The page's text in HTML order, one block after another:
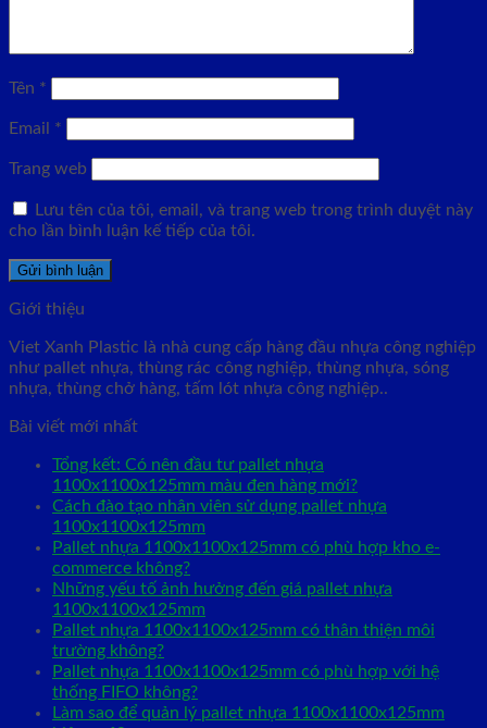
Tên *
Email *
Trang web
Lưu tên của tôi, email, và trang web trong trình duyệt này
cho lần bình luận kế tiếp của tôi.
Giới thiệu
Viet Xanh Plastic là nhà cung cấp hàng đầu nhựa công nghiệp
như pallet nhựa, thùng rác công nghiệp, thùng nhựa, sóng
nhựa, thùng chở hàng, tấm lót nhựa công nghiệp..
Bài viết mới nhất
Tổng kết: Có nên đầu tư pallet nhựa
1100x1100x125mm màu đen hàng mới?
Cách đào tạo nhân viên sử dụng pallet nhựa
1100x1100x125mm
Pallet nhựa 1100x1100x125mm có phù hợp kho e-
commerce không?
Những yếu tố ảnh hưởng đến giá pallet nhựa
1100x1100x125mm
Pallet nhựa 1100x1100x125mm có thân thiện môi
trường không?
Pallet nhựa 1100x1100x125mm có phù hợp với hệ
thống FIFO không?
Làm sao để quản lý pallet nhựa 1100x1100x125mm